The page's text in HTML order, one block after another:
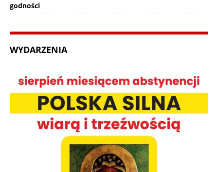
godności
WYDARZENIA